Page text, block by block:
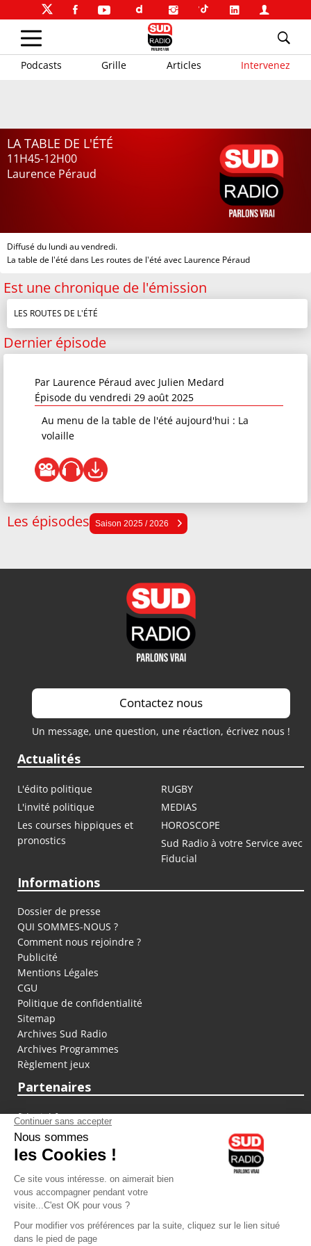
Podcasts Grille Articles Intervenez
LA TABLE DE L'ÉTÉ
11H45-12H00
Laurence Péraud
Diffusé du lundi au vendredi.
La table de l'été dans Les routes de l'été avec Laurence Péraud
Est une chronique de l'émission
LES ROUTES DE L'ÉTÉ
Dernier épisode
Par Laurence Péraud avec Julien Medard
Épisode du vendredi 29 août 2025
Au menu de la table de l'été aujourd'hui : La
volaille
Les épisodes Saison 2025 / 2026
Saison 2023 / 2024
Contactez nous
Un message, une question, une réaction, écrivez nous !
Actualités
L'édito politique
RUGBY
L'invité politique
MEDIAS
Les courses hippiques et
pronostics
HOROSCOPE
Sud Radio à votre Service avec
Fiducial
Informations
Dossier de presse
QUI SOMMES-NOUS ?
Comment nous rejoindre ?
Publicité
Mentions Légales
CGU
Politique de confidentialité
Sitemap
Archives Sud Radio
Archives Programmes
Règlement jeux
Partenaires
fiducial.fr
lyoncapitale.fr
olympique-et-lyonnais.com
L'application Iphone / Android
Téléchargez l'application